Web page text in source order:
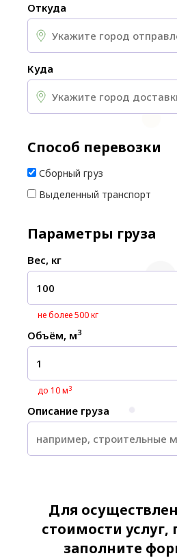
Откуда
Куда
Способ перевозки
Сборный груз
Выделенный транспорт
Параметры груза
Вес, кг
не более 500 кг
Объём, м3
до 10 м3
Описание груза
Для
стоимости услуг,
заполните